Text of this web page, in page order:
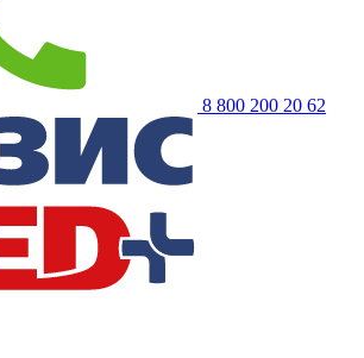
8 800 200 20 62